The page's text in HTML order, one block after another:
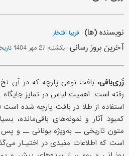
نویسنده (ها): فریبا افتخار
آخرین بروز رسانی: یکشنبه 27 مهر 1404
زَری‌بافی، بافت نوعی پارچه که در آن نخ
رفته است. اهمیت لباس در تمایز
استفاده از طلا در بافت پارچه شده است
کمبود آثار و نمونه‌های باقی‌مانده،
متون تاریخی ــ به‌ویژه یونانی ــ و
است که اطلاعات مفیدی در اختیـار